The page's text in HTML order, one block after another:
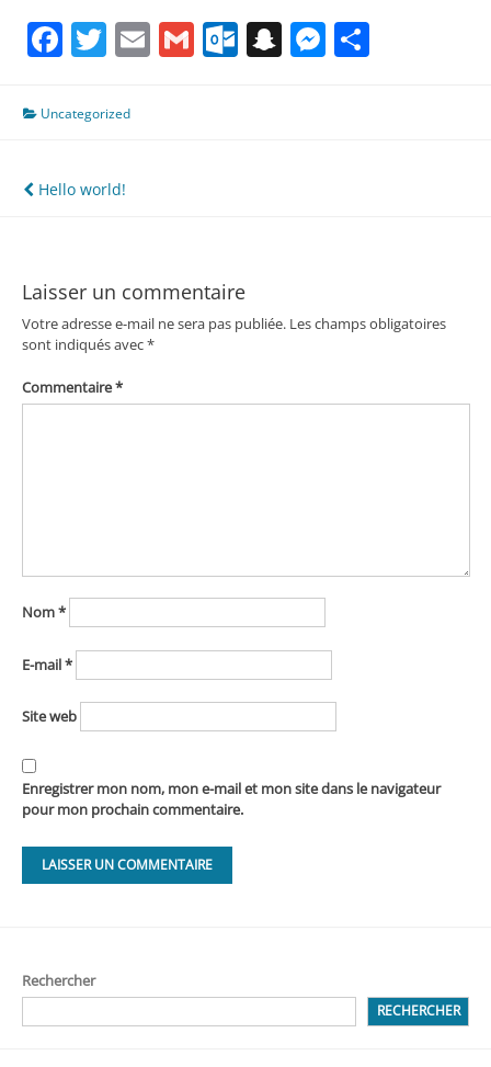
Facebook
Twitter
EmailGmailOutlook.com
Snapchat
Uncategorized
Navigation
Hello world!
Laisser un commentaire
Votre adresse e-mail ne sera pas publiée. Les champs obligatoires
sont indiqués avec*
Commentaire*
Nom*
E-mail*
Site web
Enregistrer mon nom, mon e-mail et mon site dans le navigateur
pour mon prochain commentaire.
Rechercher
RECHERCHER